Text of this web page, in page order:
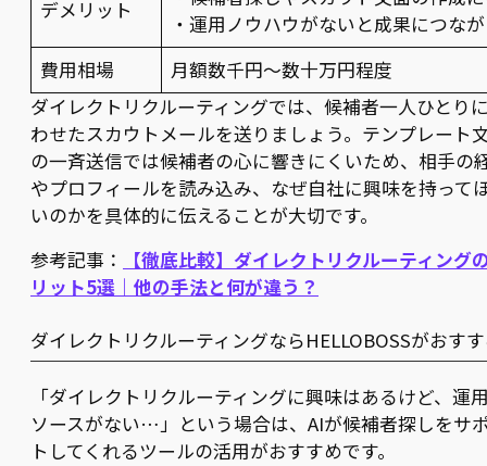
デメリット
・運用ノウハウがないと成果につな
費用相場
月額数千円～数十万円程度
ダイレクトリクルーティングでは、候補者一人ひとり
わせたスカウトメールを送りましょう。テンプレート
の一斉送信では候補者の心に響きにくいため、相手の
やプロフィールを読み込み、なぜ自社に興味を持って
いのかを具体的に伝えることが大切です。
参考記事：
【徹底比較】ダイレクトリクルーティング
リット5選｜他の手法と何が違う？
ダイレクトリクルーティングならHELLOBOSSがおす
「ダイレクトリクルーティングに興味はあるけど、運
ソースがない…」という場合は、AIが候補者探しをサ
トしてくれるツールの活用がおすすめです。